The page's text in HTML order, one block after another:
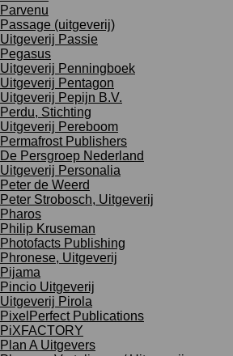
Parvenu
Passage (uitgeverij)
Uitgeverij Passie
Pegasus
Uitgeverij Penningboek
Uitgeverij Pentagon
Uitgeverij Pepijn B.V.
Perdu, Stichting
Uitgeverij Pereboom
Permafrost Publishers
De Persgroep Nederland
Uitgeverij Personalia
Peter de Weerd
Peter Strobosch, Uitgeverij
Pharos
Philip Kruseman
Photofacts Publishing
Phronese, Uitgeverij
Pijama
Pincio Uitgeverij
Uitgeverij Pirola
PixelPerfect Publications
PiXFACTORY
Plan A Uitgevers